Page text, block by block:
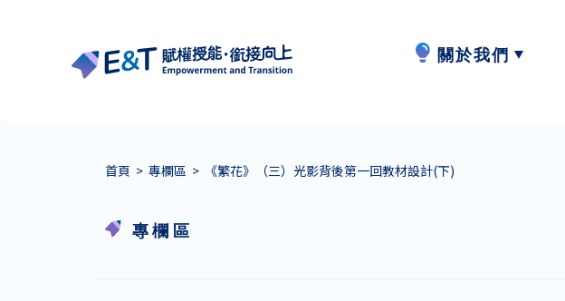
關於我們
首頁 > 專欄區 > 《繁花》（三）光影背後第一回教材設計(下)
專欄區